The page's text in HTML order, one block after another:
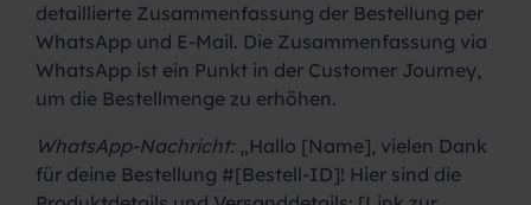
detaillierte Zusammenfassung der Bestellung per
WhatsApp und E-Mail. Die Zusammenfassung via
WhatsApp ist ein Punkt in der Customer Journey,
um die Bestellmenge zu erhöhen.
WhatsApp-Nachricht: „Hallo [Name], vielen Dank
für deine Bestellung #[Bestell-ID]! Hier sind die